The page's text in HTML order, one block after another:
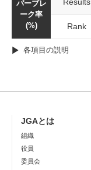
パーブレ
ーク率
(%)
Rank
各項目の説明
JGAとは
組織
役員
委員会